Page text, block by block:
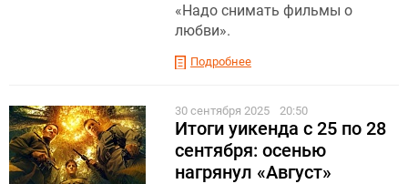
«Надо снимать фильмы о
любви».
Подробнее
30 сентября 2025 20:50
Итоги уикенда с 25 по 28
сентября: осенью
нагрянул «Август»